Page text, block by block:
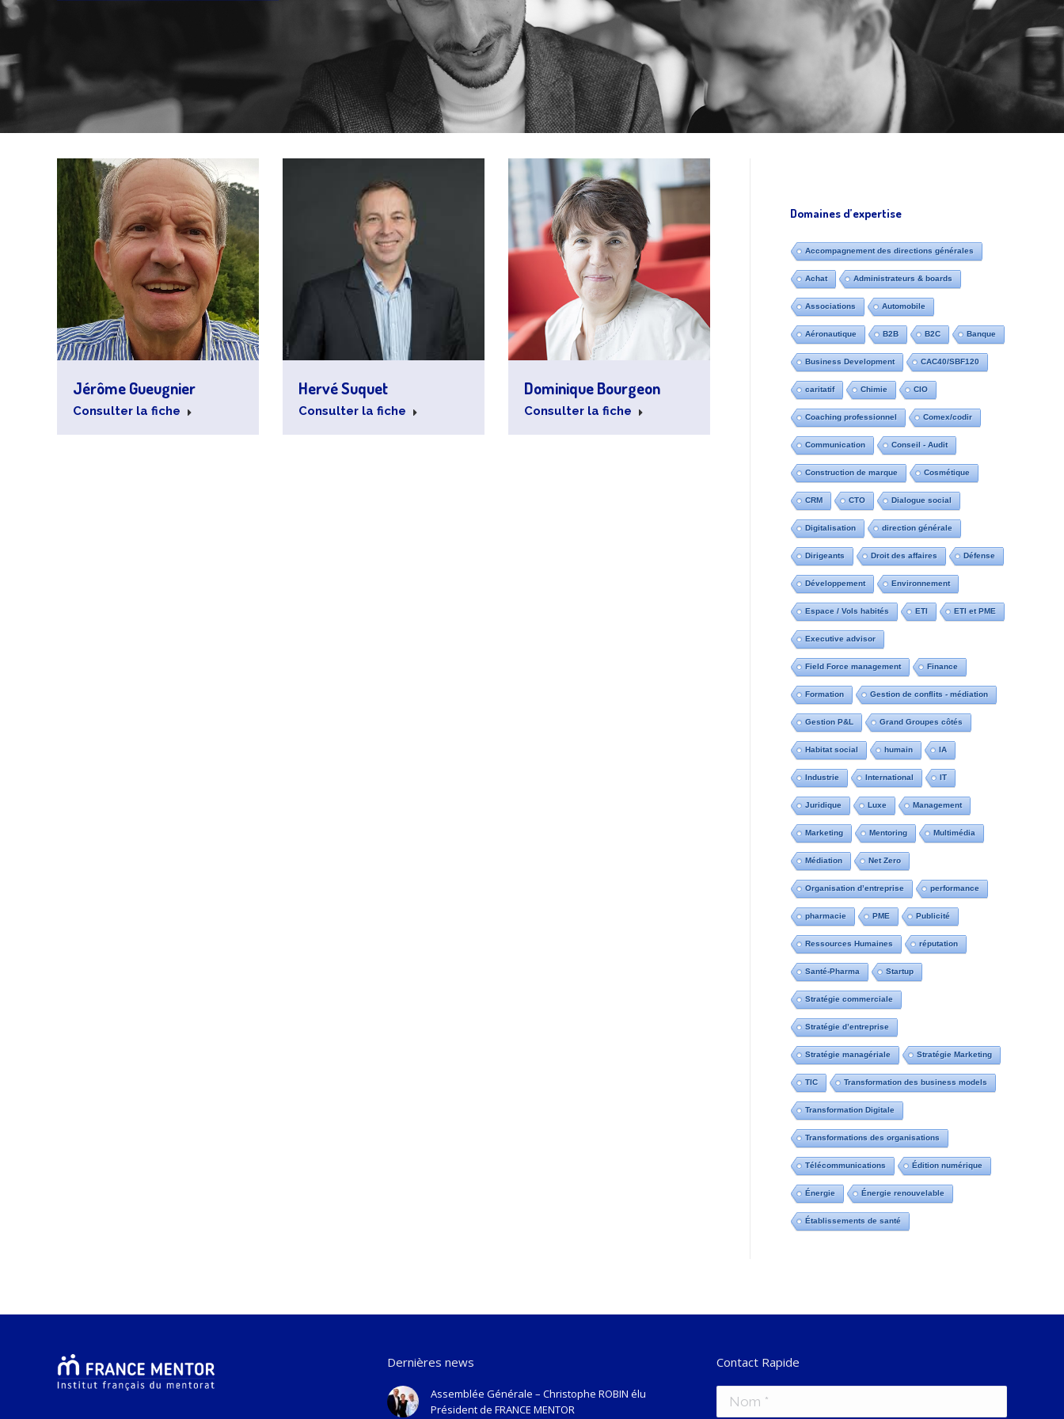
Jérôme Gueugnier
Consulter la fiche
Hervé Suquet
Consulter la fiche
Dominique Bourgeon
Consulter la fiche
Domaines d’expertise
Accompagnement des directions générales
Achat Administrateurs & boards
Associations Automobile
Aéronautique B2B B2C Banque
Business Development CAC40/SBF120
caritatif Chimie CIO
Coaching professionnel Comex/codir
Communication Conseil - Audit
Construction de marque Cosmétique
CRM CTO Dialogue social
Digitalisation direction générale
Dirigeants Droit des affaires Défense
Développement Environnement
Espace / Vols habités ETI ETI et PME
Executive advisor
Field Force management Finance
Formation Gestion de conflits - médiation
Gestion P&L Grand Groupes côtés
Habitat social humain IA
Industrie International IT
Juridique Luxe Management
Marketing Mentoring Multimédia
Médiation Net Zero
Organisation d’entreprise performance
pharmacie PME Publicité
Ressources Humaines réputation
Santé-Pharma Startup
Stratégie commerciale
Stratégie d’entreprise
Stratégie managériale Stratégie Marketing
TIC Transformation des business models
Transformation Digitale
Transformations des organisations
Télécommunications Édition numérique
Énergie Énergie renouvelable
Établissements de santé
Dernières news
Assemblée Générale – Christophe ROBIN élu
Président de FRANCE MENTOR
Contact Rapide
Nom *